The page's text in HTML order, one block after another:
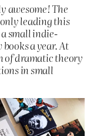
awesome! The
leading this
small indie-
a year. At
of dramatic theory
in small